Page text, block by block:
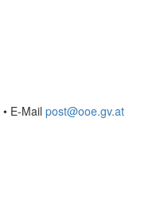
• E-Mail post@ooe.gv.at